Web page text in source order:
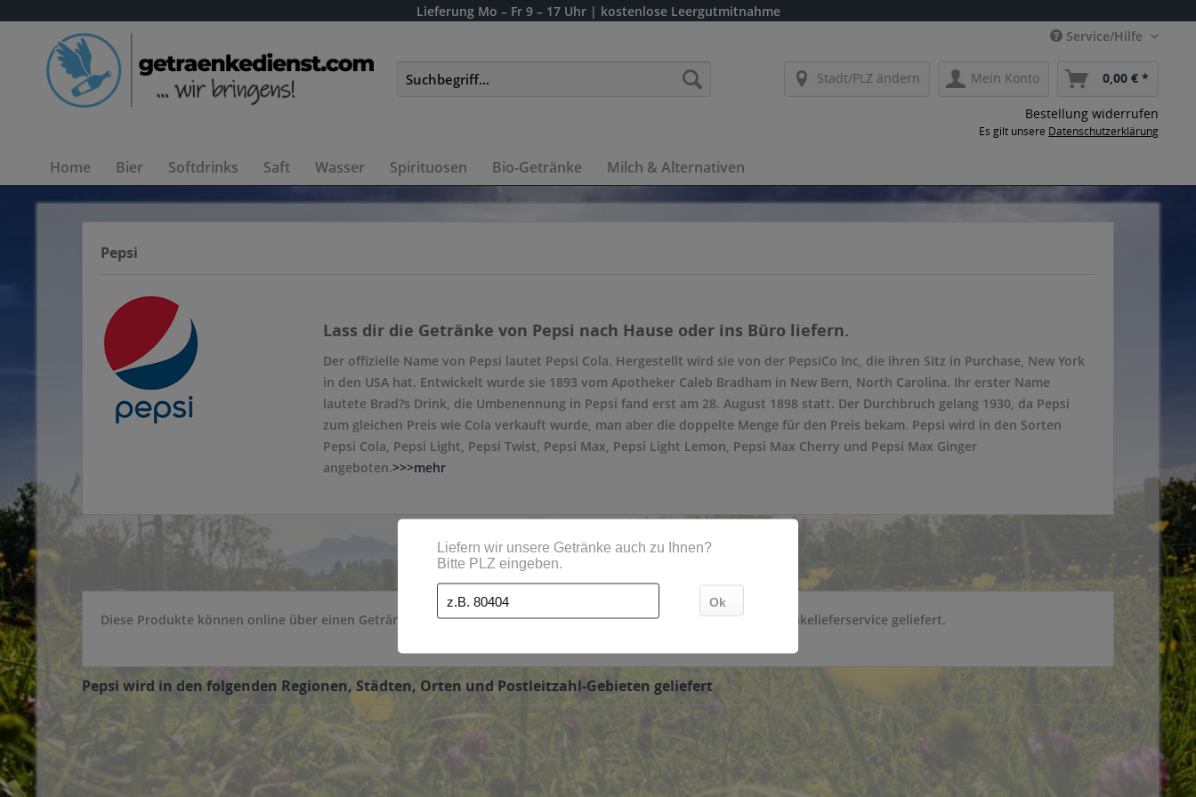
Lieferung Mo – Fr 9 – 17 Uhr | kostenlose Leergutmitnahme
Service/Hilfe
Stadt/PLZ ändern Mein Konto 0,00 € *
Bestellung widerrufen
Es gilt unsere Datenschutzerklärung
Home Bier Softdrinks Saft Wasser Spirituosen Bio-Getränke Milch & Alternativen
Pepsi
Lass dir die Getränke von Pepsi nach Hause oder ins Büro liefern.
Der offizielle Name von Pepsi lautet Pepsi Cola. Hergestellt wird sie von der PepsiCo Inc, die ihren Sitz in Purchase, New York
in den USA hat. Entwickelt wurde sie 1893 vom Apotheker Caleb Bradham in New Bern, North Carolina. Ihr erster Name
lautete Brad?s Drink, die Umbenennung in Pepsi fand erst am 28. August 1898 statt. Der Durchbruch gelang 1930, da Pepsi
zum gleichen Preis wie Cola verkauft wurde, man aber die doppelte Menge für den Preis bekam. Pepsi wird in den Sorten
Pepsi Cola, Pepsi Light, Pepsi Twist, Pepsi Max, Pepsi Light Lemon, Pepsi Max Cherry und Pepsi Max Ginger
angeboten.>>>mehr
Diese Produkte können online über einen Getränkeservice bestellt werden. Die Pepsi wird dann direkt vom Getränkelieferservice geliefert.
Pepsi wird in den folgenden Regionen, Städten, Orten und Postleitzahl-Gebieten geliefert